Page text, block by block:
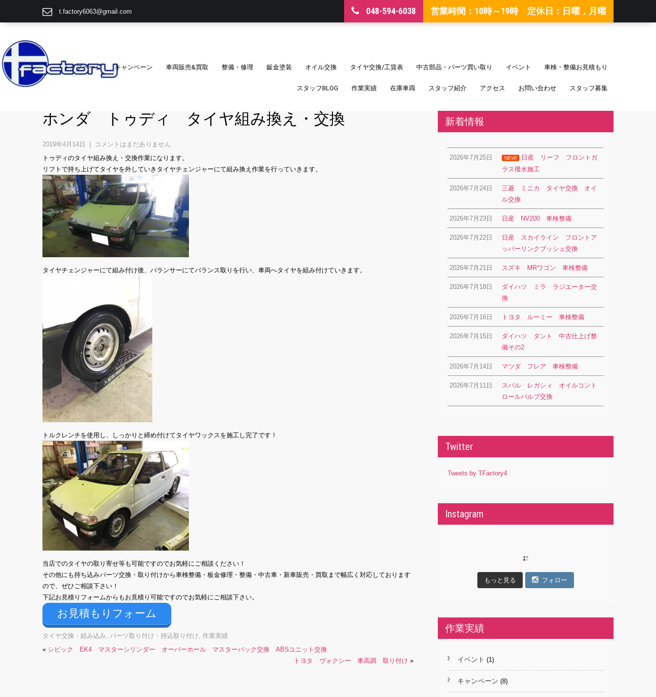
t.factory6063@gmail.com 048-594-6038 営業時間：10時～19時 定休日：日曜，月曜
トップページ キャンペーン 車両販売&買取 整備・修理 鈑金塗装 オイル交換 タイヤ交換/工賃表 中古部品・パーツ買い取り イベント 車検・整備お見積もり
スタッフBLOG 作業実績 在庫車両 スタッフ紹介 アクセス お問い合わせ スタッフ募集
ホンダ トゥディ タイヤ組み換え・交換
2019年4月14日
コメントはまだありません
トゥディのタイヤ組み換え・交換作業になります。
リフトで持ち上げてタイヤを外していきタイヤチェンジャーにて組み換え作業を行っていきます。
タイヤチェンジャーにて組み付け後、バランサーにてバランス取りを行い、車両へタイヤを組み付けていきます。
トルクレンチを使用し、しっかりと締め付けてタイヤワックスを施工し完了です！
当店でのタイヤの取り寄せ等も可能ですのでお気軽にご相談ください！
その他にも持ち込みパーツ交換・取り付けから車検整備・板金修理・整備・中古車・新車販売・買取まで幅広く対応しております
ので、ぜひご相談下さい！
下記お見積りフォームからもお見積り可能ですのでお気軽にご相談下さい。
お見積もりフォーム
タイヤ交換・組み込み, パーツ取り付け・持込取り付け, 作業実績
« シビック EK4 マスターシリンダー オーバーホール マスターバック交換 ABSユニット交換
トヨタ ヴォクシー 車高調 取り付け »
新着情報
2026年7月25日 NEW!
日産 リーフ フロントガ
ラス撥水施工
2026年7月24日
三菱 ミニカ タイヤ交換 オイ
ル交換
2026年7月23日 日産 NV200 車検整備
2026年7月22日
日産 スカイライン フロントア
ッパーリンクブッシュ交換
2026年7月21日 スズキ MRワゴン 車検整備
2026年7月18日
ダイハツ ミラ ラジエーター交
換
2026年7月16日 トヨタ ルーミー 車検整備
2026年7月15日
ダイハツ タント 中古仕上げ整
備その2
2026年7月14日 マツダ フレア 車検整備
2026年7月11日
スバル レガシィ オイルコント
ロールバルブ交換
Twitter
Tweets by TFactory4
Instagram
もっと見る フォロー
作業実績
イベント (1)
キャンペーン (8)